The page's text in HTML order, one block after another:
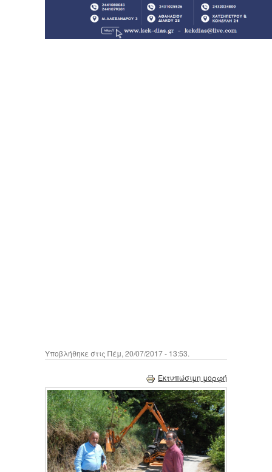
Υποβλήθηκε στις Πέμ, 20/07/2017 - 13:53.
Εκτυπώσιμη μορφή